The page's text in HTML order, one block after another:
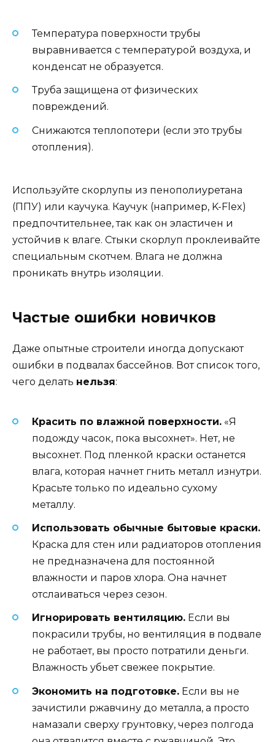
Температура поверхности трубы
выравнивается с температурой воздуха, и
конденсат не образуется.
Труба защищена от физических
повреждений.
Снижаются теплопотери (если это трубы
отопления).
Используйте скорлупы из пенополиуретана
(ППУ) или каучука. Каучук (например, K-Flex)
предпочтительнее, так как он эластичен и
устойчив к влаге. Стыки скорлуп проклеивайте
специальным скотчем. Влага не должна
проникать внутрь изоляции.
Частые ошибки новичков
Даже опытные строители иногда допускают
ошибки в подвалах бассейнов. Вот список того,
чего делать нельзя:
Красить по влажной поверхности. «Я
подожду часок, пока высохнет». Нет, не
высохнет. Под пленкой краски останется
влага, которая начнет гнить металл изнутри.
Красьте только по идеально сухому
металлу.
Использовать обычные бытовые краски.
Краска для стен или радиаторов отопления
не предназначена для постоянной
влажности и паров хлора. Она начнет
отслаиваться через сезон.
Игнорировать вентиляцию. Если вы
покрасили трубы, но вентиляция в подвале
не работает, вы просто потратили деньги.
Влажность убьет свежее покрытие.
Экономить на подготовке. Если вы не
зачистили ржавчину до металла, а просто
намазали сверху грунтовку, через полгода